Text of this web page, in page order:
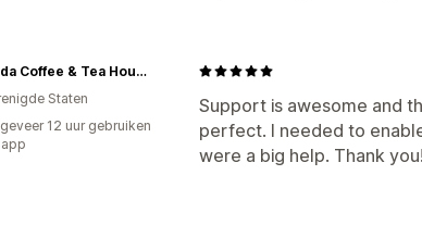
Support is awesome and
perfect. I needed to
were a big help. Thank you!
Adda Coffee & Tea House
Staten
12 uur gebruiken